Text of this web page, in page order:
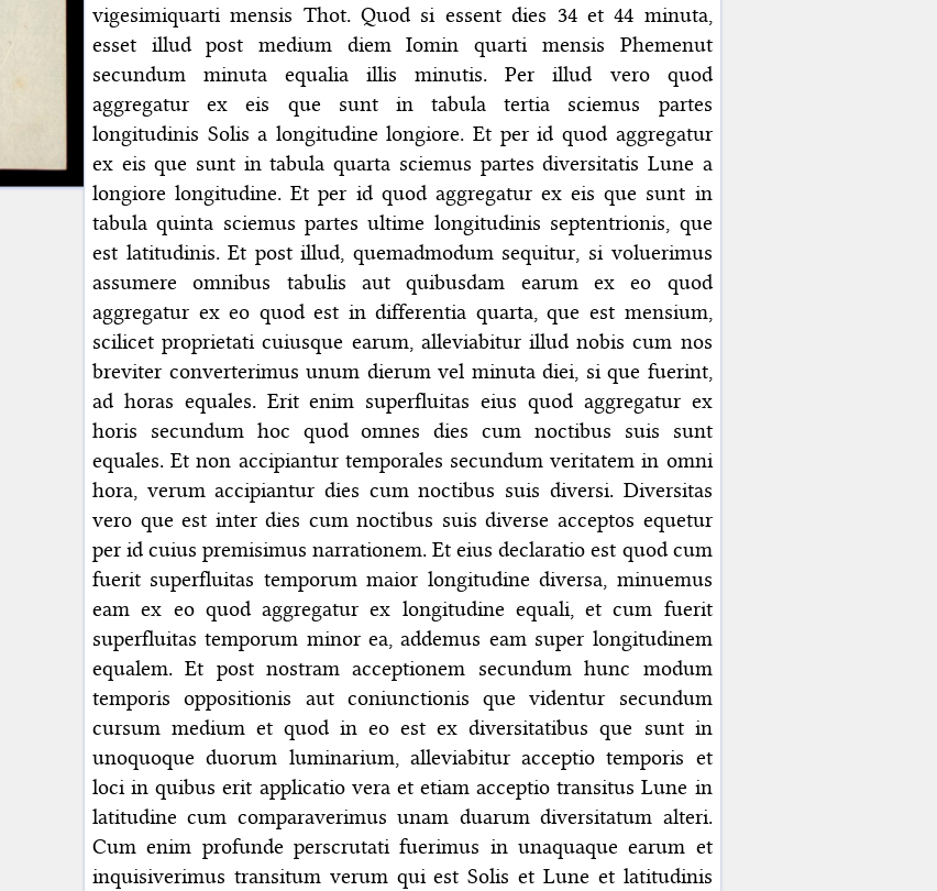
vigesimiquarti mensis Thot. Quod si essent dies 34 et 44 minuta,
esset illud post medium diem Iomin quarti mensis Phemenut
secundum minuta equalia illis minutis. Per illud vero quod
aggregatur ex eis que sunt in tabula tertia sciemus partes
longitudinis Solis a longitudine longiore. Et per id quod aggregatur
ex eis que sunt in tabula quarta sciemus partes diversitatis Lune a
longiore longitudine. Et per id quod aggregatur ex eis que sunt in
tabula quinta sciemus partes ultime longitudinis septentrionis, que
est latitudinis. Et post illud, quemadmodum sequitur, si voluerimus
assumere omnibus tabulis aut quibusdam earum ex eo quod
aggregatur ex eo quod est in differentia quarta, que est mensium,
scilicet proprietati cuiusque earum, alleviabitur illud nobis cum nos
breviter converterimus unum dierum vel minuta diei, si que fuerint,
ad horas equales. Erit enim superfluitas eius quod aggregatur ex
horis secundum hoc quod omnes dies cum noctibus suis sunt
equales. Et non accipiantur temporales secundum veritatem in omni
hora, verum accipiantur dies cum noctibus suis diversi. Diversitas
vero que est inter dies cum noctibus suis diverse acceptos equetur
per id cuius premisimus narrationem. Et eius declaratio est quod cum
fuerit superfluitas temporum maior longitudine diversa, minuemus
eam ex eo quod aggregatur ex longitudine equali, et cum fuerit
superfluitas temporum minor ea, addemus eam super longitudinem
equalem. Et post nostram acceptionem secundum hunc modum
temporis oppositionis aut coniunctionis que videntur secundum
cursum medium et quod in eo est ex diversitatibus que sunt in
unoquoque duorum luminarium, alleviabitur acceptio temporis et
loci in quibus erit applicatio vera et etiam acceptio transitus Lune in
latitudine cum comparaverimus unam duarum diversitatum alteri.
Cum enim profunde perscrutati fuerimus in unaquaque earum et
inquisiverimus transitum verum qui est Solis et Lune et latitudinis